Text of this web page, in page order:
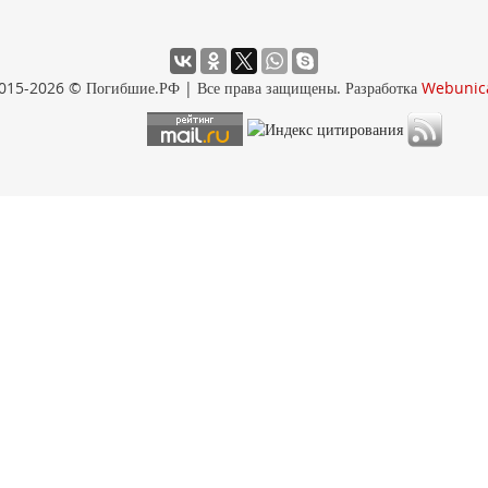
2026 © Погибшие.РФ | Все права защищены. Разработка